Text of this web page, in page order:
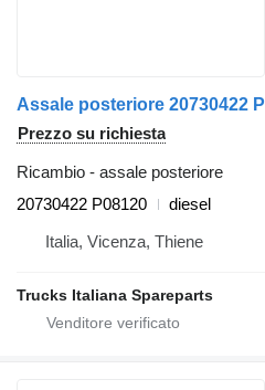
Prezzo su richiesta
Ricambio - assale posteriore
20730422 P08120
diesel
Italia, Vicenza, Thiene
Trucks Italiana Spareparts